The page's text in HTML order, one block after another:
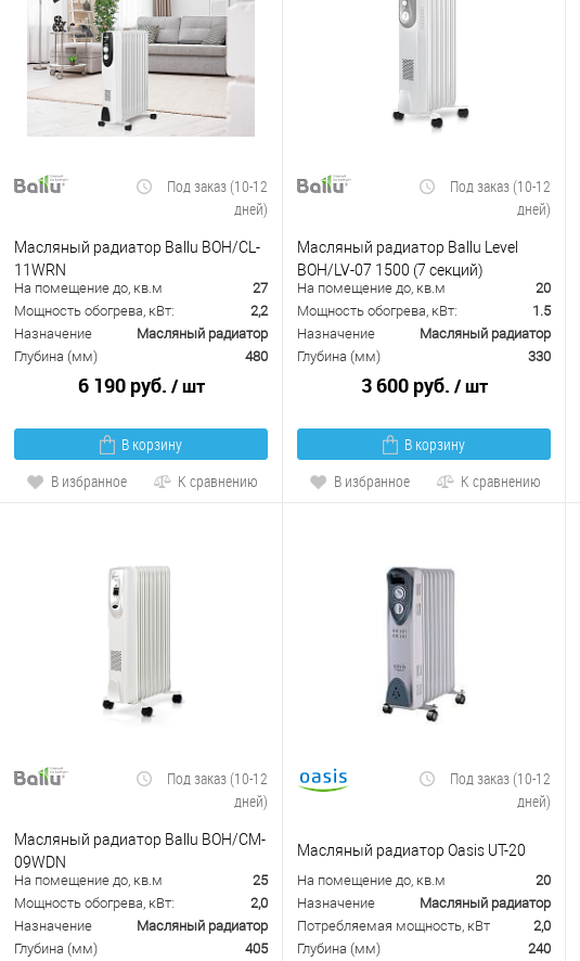
Под заказ (10-12
дней)
Масляный радиатор Ballu BOH/CL-
11WRN
На помещение до, кв.м
27
Мощность обогрева, кВт:
2,2
Назначение
Масляный радиатор
Глубина (мм)
480
6 190 руб. / шт
В корзину
В избранное
К сравнению
Под заказ (10-12
дней)
Масляный радиатор Ballu Level
BOH/LV-07 1500 (7 секций)
На помещение до, кв.м
20
Мощность обогрева, кВт:
1.5
Назначение
Масляный радиатор
Глубина (мм)
330
3 600 руб. / шт
В корзину
В избранное
К сравнению
Под заказ (10-12
дней)
Масляный радиатор Ballu BOH/CM-
09WDN
На помещение до, кв.м
25
Мощность обогрева, кВт:
2,0
Назначение
Масляный радиатор
Глубина (мм)
405
Под заказ (10-12
дней)
Масляный радиатор Oasis UT-20
На помещение до, кв.м
20
Назначение
Масляный радиатор
Потребляемая мощность, кВт
2,0
Глубина (мм)
240